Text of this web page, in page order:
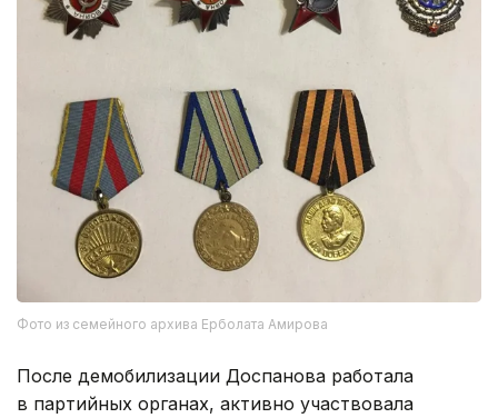
Фото из семейного архива Ерболата Амирова
После демобилизации Доспанова работала
в партийных органах, активно участвовала